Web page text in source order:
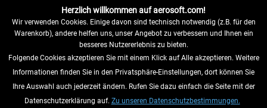
VERTRAG WIDERRUFEN
INFORMATIONEN
Herzlich willkommen auf aerosoft.com!
Wir verwenden Cookies. Einige davon sind technisch notwendig (z.B. für den
Warenkorb), andere helfen uns, unser Angebot zu verbessern und Ihnen ein
besseres Nutzererlebnis zu bieten.
Folgende Cookies akzeptieren Sie mit einem Klick auf Alle akzeptieren. Weitere
Informationen finden Sie in den Privatsphäre-Einstellungen, dort können Sie
Ihre Auswahl auch jederzeit ändern. Rufen Sie dazu einfach die Seite mit der
Datenschutzerklärung auf. Zu unseren Datenschutzbestimmungen.